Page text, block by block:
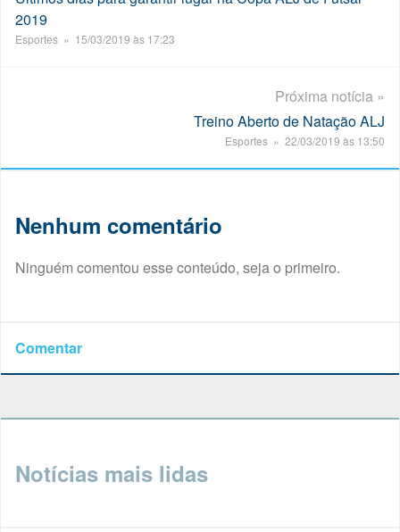
2019
Esportes » 15/03/2019 às 17:23
Próxima notícia »
Treino Aberto de Natação ALJ
Esportes » 22/03/2019 às 13:50
Nenhum comentário
Ninguém comentou esse conteúdo, seja o primeiro.
Comentar
Notícias mais lidas